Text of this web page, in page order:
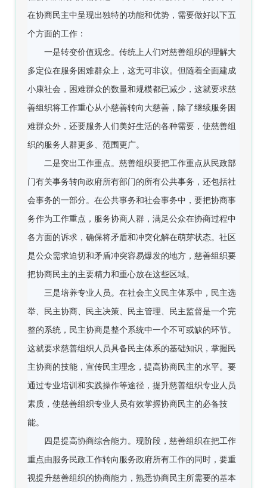
在协商民主中呈现出独特的功能和优势，需要做好以下五
个方面的工作：
一是转变价值观念。传统上人们对慈善组织的理解大
多定位在服务困难群众上，这无可非议。但随着全面建成
小康社会，困难群众的数量和规模都已减少，这就要求慈
善组织将工作重心从小慈善转向大慈善，除了继续服务困
难群众外，还要服务人们美好生活的各种需要，使慈善组
织的服务人群更多、范围更广。
二是突出工作重点。慈善组织要把工作重点从民政部
门有关事务转向政府所有部门的所有公共事务，还包括社
会事务的一部分。在公共事务和社会事务中，要把协商事
务作为工作重点，服务协商人群，满足公众在协商过程中
各方面的诉求，确保将矛盾和冲突化解在萌芽状态。社区
是公众需求迫切和矛盾冲突容易爆发的地方，慈善组织要
把协商民主的主要精力和重心放在这些区域。
三是培养专业人员。在社会主义民主体系中，民主选
举、民主协商、民主决策、民主管理、民主监督是一个完
整的系统，民主协商是整个系统中一个不可或缺的环节。
这就要求慈善组织人员具备民主体系的基础知识，掌握民
主协商的技能，宣传民主理念，提高协商民主的水平。要
通过专业培训和实践操作等途径，提升慈善组织专业人员
素质，使慈善组织专业人员有效掌握协商民主的必备技
能。
四是提高协商综合能力。现阶段，慈善组织在把工作
重点由服务民政工作转向服务政府所有工作的同时，要重
视提升慈善组织的协商能力，熟悉协商民主所需要的基本